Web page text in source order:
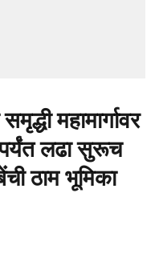
महामार्गावर
लढा सुरूच
ठाम भूमिका